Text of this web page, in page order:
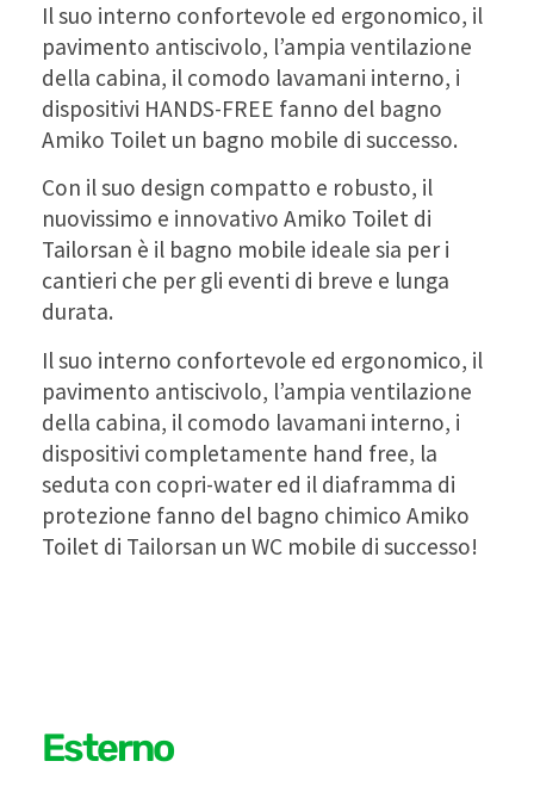
Il suo interno confortevole ed ergonomico, il
pavimento antiscivolo, l’ampia ventilazione
della cabina, il comodo lavamani interno, i
dispositivi HANDS-FREE fanno del bagno
Amiko Toilet un bagno mobile di successo.
Con il suo design compatto e robusto, il
nuovissimo e innovativo Amiko Toilet di
Tailorsan è il bagno mobile ideale sia per i
cantieri che per gli eventi di breve e lunga
durata.
Il suo interno confortevole ed ergonomico, il
pavimento antiscivolo, l’ampia ventilazione
della cabina, il comodo lavamani interno, i
dispositivi completamente hand free, la
seduta con copri-water ed il diaframma di
protezione fanno del bagno chimico Amiko
Toilet di Tailorsan un WC mobile di successo!
Esterno